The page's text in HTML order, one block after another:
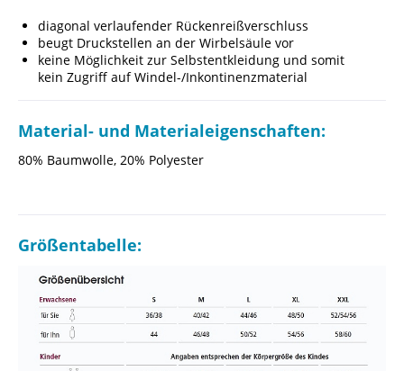
diagonal verlaufender Rückenreißverschluss
beugt Druckstellen an der Wirbelsäule vor
keine Möglichkeit zur Selbstentkleidung und somit
kein Zugriff auf Windel-/Inkontinenzmaterial
Material- und Materialeigenschaften:
80% Baumwolle, 20% Polyester
Größentabelle: